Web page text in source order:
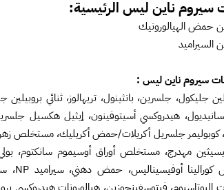
سيروم ناين ليس الرئيسية:
سيروم ناين ليس :
هيدروكسي أسيتوفينون، إيثيل هكسيل
كوبوليمر جلسريل أكريلات/حمض أكريليك، مستخلص